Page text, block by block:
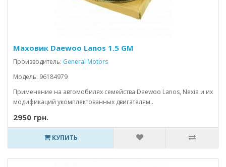
Маховик Daewoo Lanos 1.5 GM
Производитель: General Motors
Модель: 96184979
Применение на автомобилях семейства Daewoo Lanos, Nexia и их
модификаций укомплектованных двигателям..
2950 грн.
КУПИТЬ